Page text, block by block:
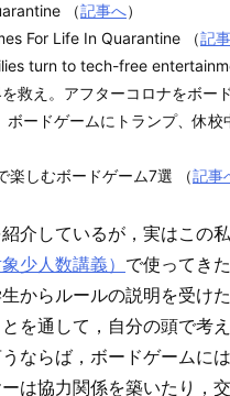
（記事へ）
For Life In Quarantine （記
turn to tech-free
救え。アフターコロナをボー
ードゲームにトランプ、休
楽しむボードゲーム7選 （記事
介しているが，実はこの
少人数講義） で使ってき
からルールの説明を受け
を通して，自分の頭で考
ならば，ボードゲームには
は協力関係を築いたり，